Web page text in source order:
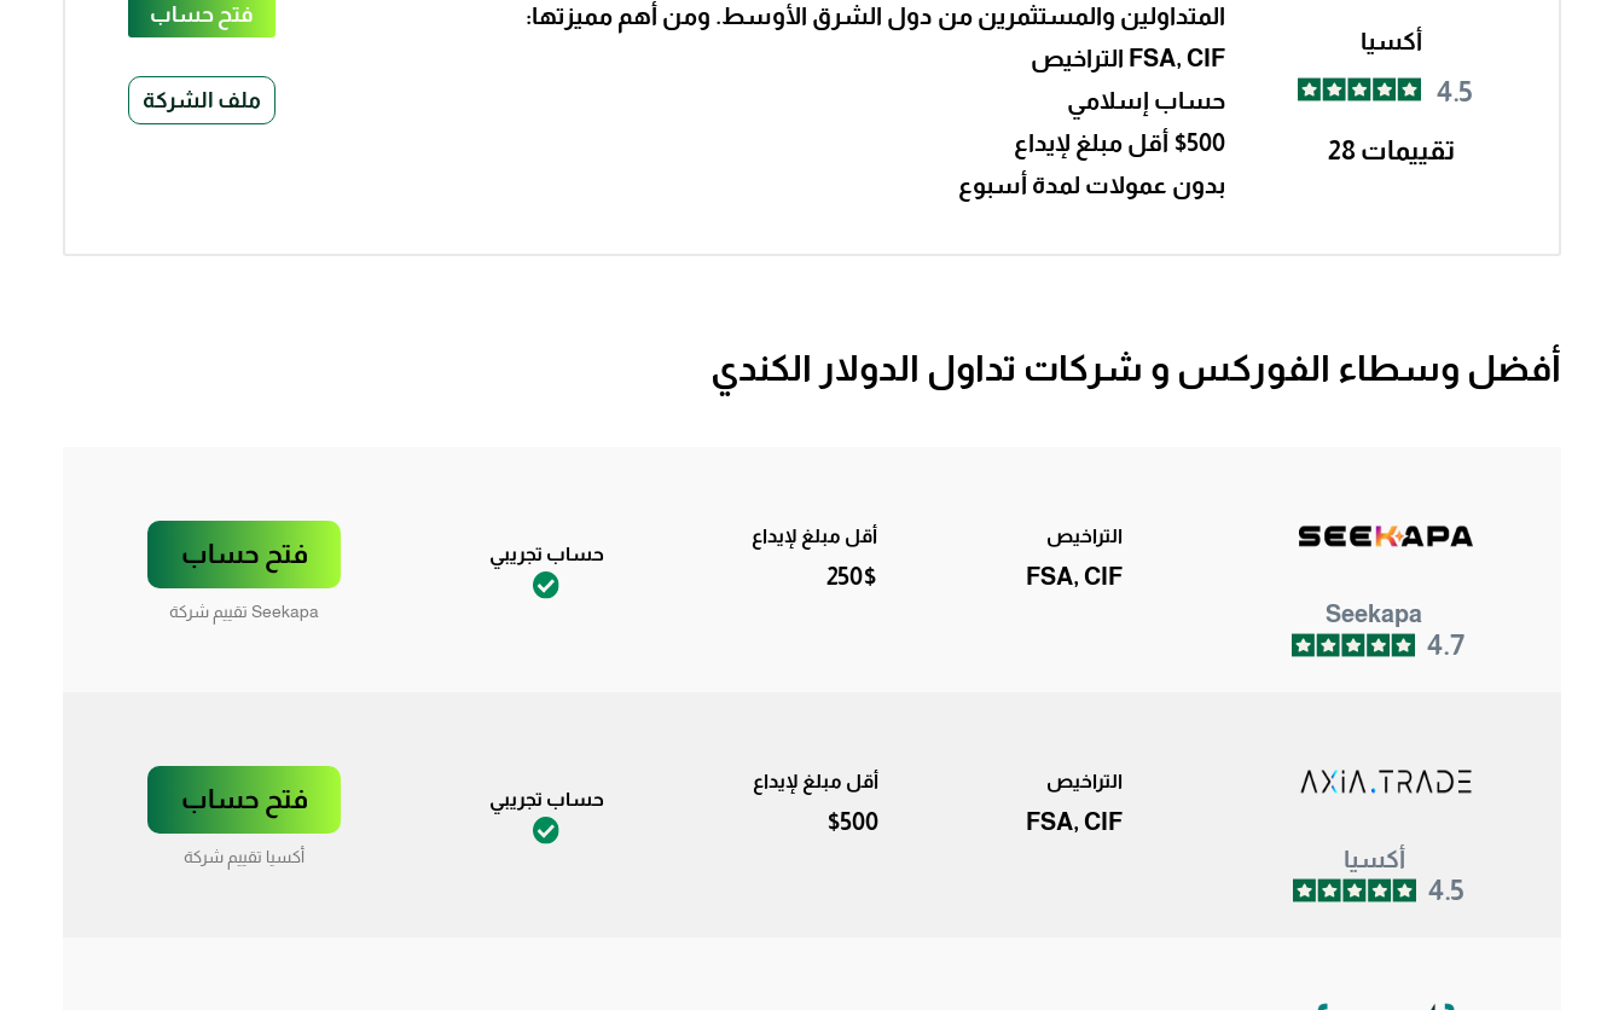
أكسيا
4.5
تقييمات 28
المتداولين والمستثمرين من دول الشرق الأوسط. ومن أهم مميزتها:
FSA, CIF التراخيص
حساب إسلامي
$500 أقل مبلغ لإيداع
بدون عمولات لمدة أسبوع
فتح حساب
ملف الشركة
أفضل وسطاء الفوركس و شركات تداول الدولار الكندي
Seekapa
4.7
التراخيص
FSA, CIF
أقل مبلغ لإيداع
250$
حساب تجريبي فتح حساب
Seekapa تقييم شركة
أكسيا
4.5
التراخيص
FSA, CIF
أقل مبلغ لإيداع
$500
حساب تجريبي فتح حساب
أكسيا تقييم شركة